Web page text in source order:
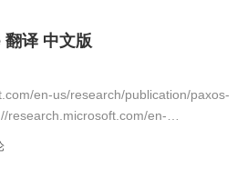
...译 中文版
en-us/research/publication/paxos-
research.microsoft.com/en-